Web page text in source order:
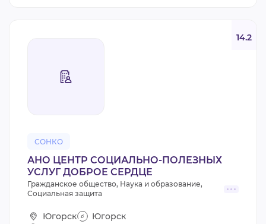
СОНКО
14.2
АНО ЦЕНТР СОЦИАЛЬНО-ПОЛЕЗНЫХ
УСЛУГ ДОБРОЕ СЕРДЦЕ
Гражданское общество, Наука и образование,
Социальная защита
Югорск
Югорск